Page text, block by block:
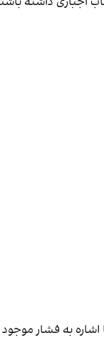
اشاره به فشار موجود